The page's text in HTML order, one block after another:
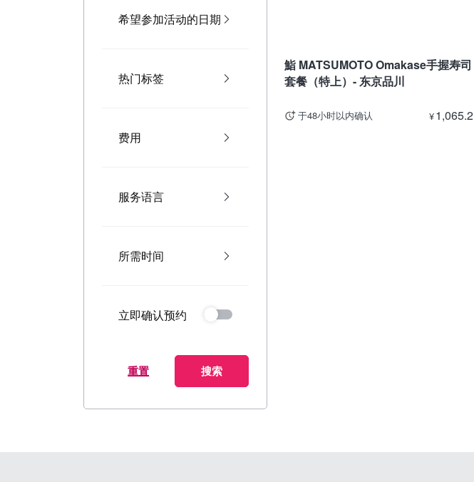
希望参加活动的日期
热门标签
费用
服务语言
所需时间
立即确认预约
重置 搜索
鮨 MATSUMOTO Omakase手握寿司
套餐（特上）- 东京品川
于48小时以内确认 ¥1,065.2